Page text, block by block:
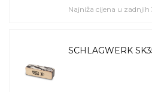
Najniža cijena u
SCHLAGWERK